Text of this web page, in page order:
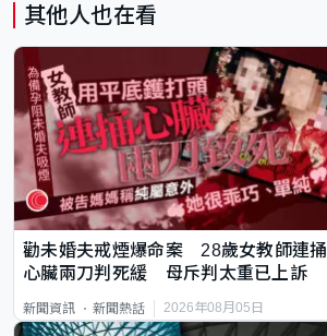
其他人也在看
勸未婚夫戒煙爆命案 28歲女教師連捅
心臟兩刀判死緩 母斥判太重已上訴
新聞資訊 新聞熱話 2026年08月05日